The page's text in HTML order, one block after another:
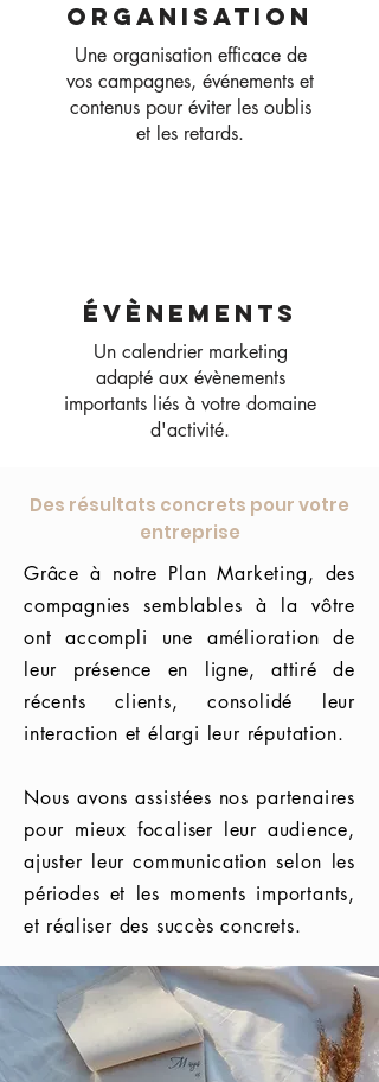
Organisation
Une organisation efficace de
vos campagnes, événements et
contenus pour éviter les oublis
et les retards.
ÉVÈNEMENTS
Un calendrier marketing
adapté aux évènements
importants liés à votre domaine
d'activité.
Des résultats concrets pour votre
entreprise
Grâce à notre Plan Marketing, des
compagnies semblables à la vôtre
ont accompli une amélioration de
leur présence en ligne, attiré de
récents clients, consolidé leur
interaction et élargi leur réputation.
Nous avons assistées nos partenaires
pour mieux focaliser leur audience,
ajuster leur communication selon les
périodes et les moments importants,
et réaliser des succès concrets.